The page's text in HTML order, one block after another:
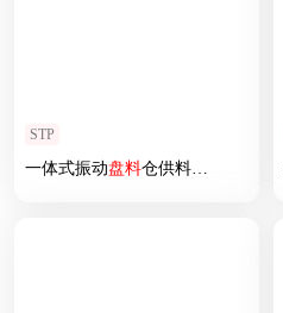
STP
一体式振动盘料仓供料机构